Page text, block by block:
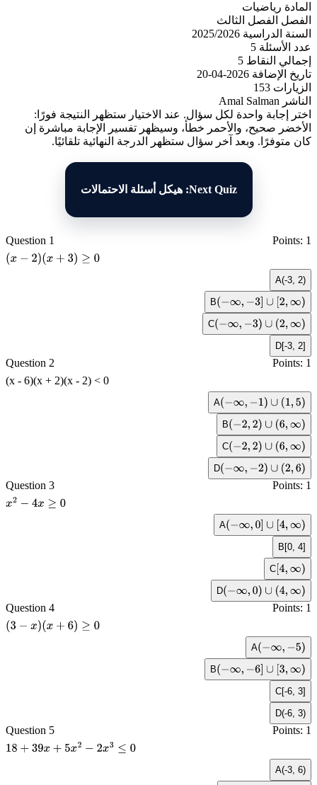
المادة رياضيات
الفصل
الفصل الثالث
السنة الدراسية 2025/2026
عدد الأسئلة 5
إجمالي النقاط 5
تاريخ الإضافة 2026-04-20
الزيارات 153
الناشر Amal Salman
اختر إجابة واحدة لكل سؤال. عند الاختيار ستظهر النتيجة فورًا:
الأخضر صحيح، والأحمر خطأ، وسيظهر تفسير الإجابة مباشرة إن
كان متوفرًا. وبعد آخر سؤال ستظهر الدرجة النهائية تلقائيًا.
Next Quiz: هيكل أسئلة الاحتمالات
Question 1
Points: 1
(x )(x+3 ≥ 0
A(-3, 2)
B(−∞,− 3]∪[2 ,∞ )
C(−∞,−3)∪(2 ,∞
D[-3, 2]
Question 2
Points: 1
(x - 6)(x + 2)(x - 2) < 0
A(−∞,−1)∪(1 ,5)
B(−2,2)∪ (6, ∞)
C(−2,2)∪ (6, ∞)
D(−∞,−2)∪(2 ,6)
Question 3
Points: 1
x
4x≥ 0
A(−∞,0] ∪[ 4,∞)
B[0, 4]
C[4 ,∞)
D(−∞,0) ∪( 4,∞)
Question 4
Points: 1
(3 )(x+6 ≥ 0
A(−∞,−5)
B(−∞,− 6]∪[3 ,∞ )
C[-6, 3]
D(-6, 3)
Question 5
Points: 1
18 + 39x+ x 2−2 0
A(-3, 6)